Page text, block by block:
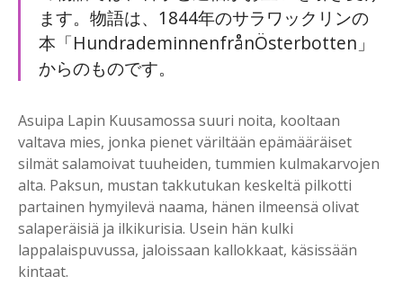
ます。物語は、1844年のサラワックリンの
本「HundrademinnenfrånÖsterbotten」
からのものです。
Asuipa Lapin Kuusamossa suuri noita, kooltaan
valtava mies, jonka pienet väriltään epämääräiset
silmät salamoivat tuuheiden, tummien kulmakarvojen
alta. Paksun, mustan takkutukan keskeltä pilkotti
partainen hymyilevä naama, hänen ilmeensä olivat
salaperäisiä ja ilkikurisia. Usein hän kulki
lappalaispuvussa, jaloissaan kallokkaat, käsissään
kintaat.